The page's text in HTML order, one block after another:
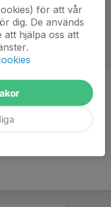
för att vår
dig. De används
hjälpa oss att